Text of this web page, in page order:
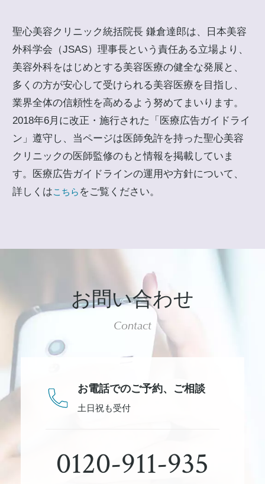
聖心美容クリニック統括院長 鎌倉達郎は、日本美容
外科学会（JSAS）理事長という責任ある立場より、
美容外科をはじめとする美容医療の健全な発展と、
多くの方が安心して受けられる美容医療を目指し、
業界全体の信頼性を高めるよう努めてまいります。
2018年6月に改正・施行された「医療広告ガイドライ
ン」遵守し、当ページは医師免許を持った聖心美容
クリニックの医師監修のもと情報を掲載していま
す。医療広告ガイドラインの運用や方針について、
詳しくはこちら をご覧ください。
お問い合わせ
Contact
お電話でのご予約、 ご相談
土日祝も受付
0120-911-935